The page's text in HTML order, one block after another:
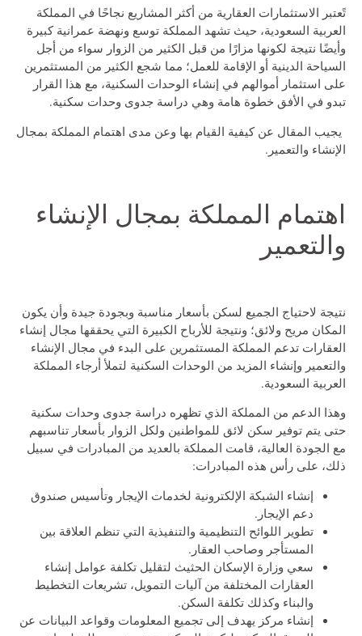
تًعتبر الاستثمارات العقارية من أكثر المشاريع نجاحًا في المملكة
العربية السعودية، حيث تشهد المملكة توسع ونهضة عمرانية كبيرة
وأيضًا نتيجة لكونها مزارًا من قبل الكثير من الزوار سواء من أجل
السياحة الدينية أو الإقامة للعمل؛ مما شجع الكثير من المستثمرين
على استثمار أموالهم في إنشاء الوحدات السكنية، مع هذا القرار
تبدو في الأفق خطوة هامة وهي دراسة جدوى وحدات سكنية.
يجيب المقال عن كيفية القيام بها وعن مدى اهتمام المملكة بمجال
الإنشاء والتعمير.
اهتمام المملكة بمجال الإنشاء
والتعمير
نتيجة لاحتياج الجميع لسكن بأسعار مناسبة وبجودة جيدة وأن يكون
المكان مريح ولائق؛ ونتيجة للأرباح الكبيرة التي يحققها مجال إنشاء
العقارات تدعم المملكة المستثمرين على البدء في مجال الإنشاء
والتعمير وإنشاء المزيد من الوحدات السكنية لتملأ أرجاء المملكة
العربية السعودية.
وهذا الدعم من المملكة الذي تظهره دراسة جدوى وحدات سكنية
حتى يتم توفير سكن لائق للمواطنين ولكل الزوار بأسعار تناسبهم
مع الجودة العالية، قامت المملكة بالعديد من المبادرات في سبيل
ذلك، على رأس هذه المبادرات:
إنشاء الشبكة الإلكترونية لخدمات الإيجار وتأسيس صندوق
دعم الإيجار.
تطوير اللوائح التنظيمية والتنفيذية التي تنظم العلاقة بين
المستأجر وصاحب العقار.
سعي وزارة الإسكان الحثيث لتقليل تكلفة عوامل إنشاء
العقارات المختلفة من آليات التمويل، تشريعات التخطيط
والبناء وكذلك تكلفة السكن.
إنشاء مركز يهدف إلى تجميع المعلومات وقواعد البيانات عن